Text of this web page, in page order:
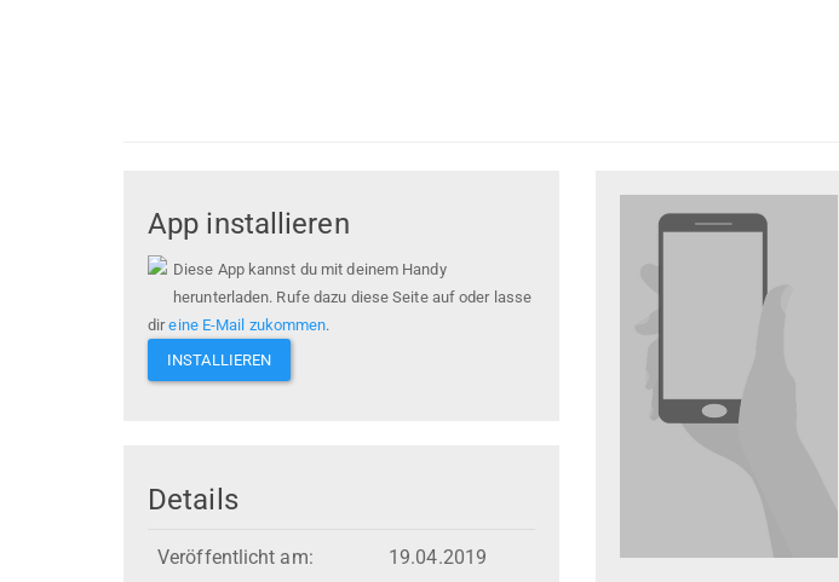
App installieren
Diese App kannst du mit deinem Handy
herunterladen. Rufe dazu diese Seite auf oder lasse
direine E-Mail zukommen.
INSTALLIEREN
Details
Veröffentlicht am: 19.04.2019